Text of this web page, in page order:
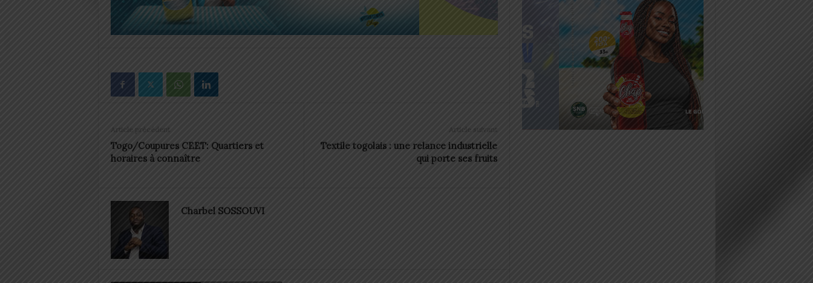
Article précédent
Togo/Coupures CEET: Quartiers et
horaires à connaître
Article suivant
Textile togolais : une relance industrielle
qui porte ses fruits
Charbel SOSSOUVI